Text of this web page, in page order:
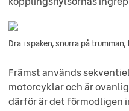
Dra i spaken, snurra på
Främst används
motorcyklar och är
därför är det förmodligen